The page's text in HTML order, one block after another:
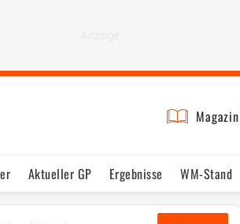
Magazin
Aktueller GP Ergebnisse WM-Stand
Statistik Testfahrten Reglement